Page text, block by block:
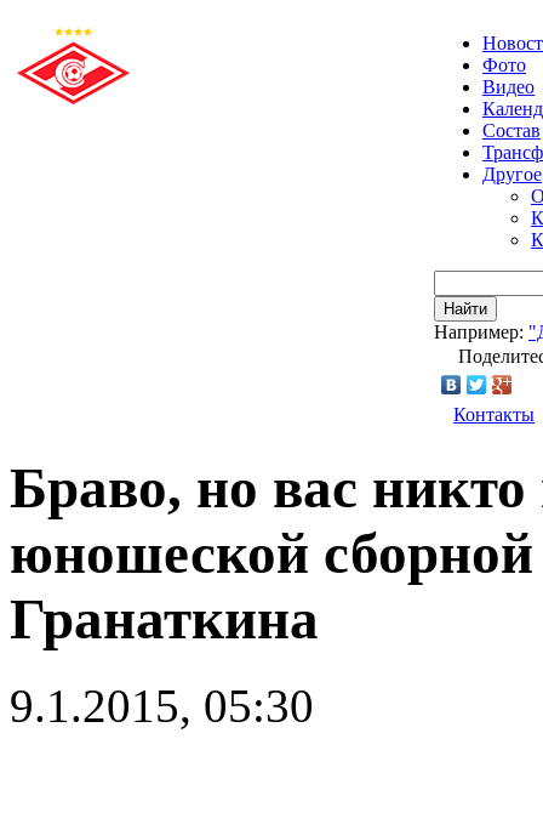
Фото
Видео
Состав
Другое
Найти
Например:
Контакты
Браво, но вас
юношеской
Гранаткина
9.1.2015, 05:30